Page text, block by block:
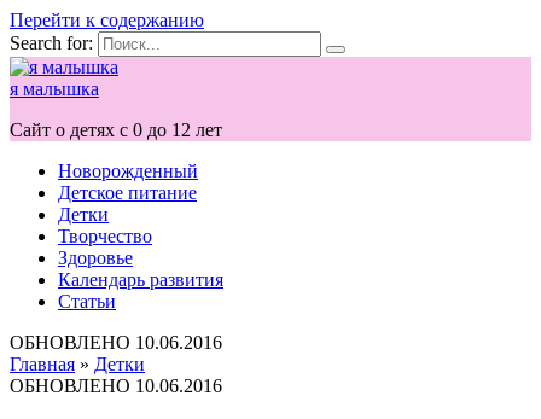
Перейти к содержанию
Search for:
я малышка
Сайт о детях с 0 до 12 лет
Новорожденный
Детское питание
Детки
Творчество
Здоровье
Календарь развития
Статьи
ОБНОВЛЕНО 10.06.2016
Главная » Детки
ОБНОВЛЕНО 10.06.2016